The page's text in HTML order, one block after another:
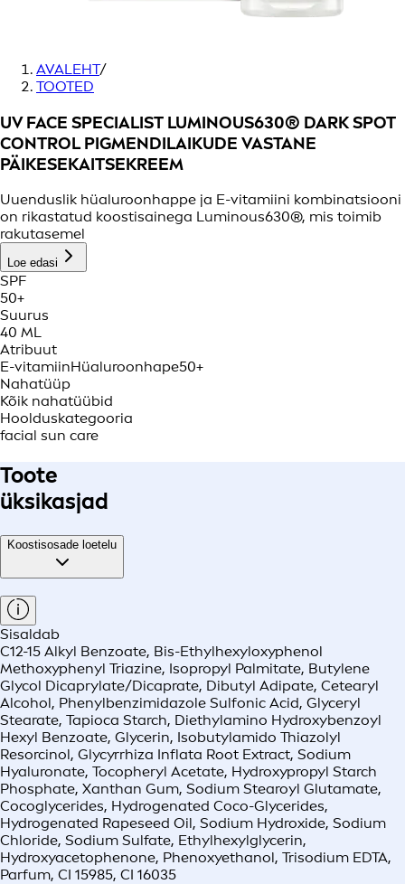
AVALEHT/
TOOTED
UV FACE SPECIALIST LUMINOUS630® DARK SPOT
CONTROL PIGMENDILAIKUDE VASTANE
PÄIKESEKAITSEKREEM
Uuenduslik hüaluroonhappe ja E-vitamiini kombinatsiooni
on rikastatud koostisainega Luminous630®, mis toimib
rakutasemel
Loe edasi
SPF
50+
Suurus
40 ML
Atribuut
E-vitamiinHüaluroonhape50+
Nahatüüp
Kõik nahatüübid
Hoolduskategooria
facial sun care
Toote
üksikasjad
Koostisosade loetelu
Sisaldab
C12-15 Alkyl Benzoate, Bis-Ethylhexyloxyphenol
Methoxyphenyl Triazine, Isopropyl Palmitate, Butylene
Glycol Dicaprylate/Dicaprate, Dibutyl Adipate, Cetearyl
Alcohol, Phenylbenzimidazole Sulfonic Acid, Glyceryl
Stearate, Tapioca Starch, Diethylamino Hydroxybenzoyl
Hexyl Benzoate, Glycerin, Isobutylamido Thiazolyl
Resorcinol, Glycyrrhiza Inflata Root Extract, Sodium
Hyaluronate, Tocopheryl Acetate, Hydroxypropyl Starch
Phosphate, Xanthan Gum, Sodium Stearoyl Glutamate,
Cocoglycerides, Hydrogenated Coco-Glycerides,
Hydrogenated Rapeseed Oil, Sodium Hydroxide, Sodium
Chloride, Sodium Sulfate, Ethylhexylglycerin,
Hydroxyacetophenone, Phenoxyethanol, Trisodium EDTA,
Parfum, CI 15985, CI 16035